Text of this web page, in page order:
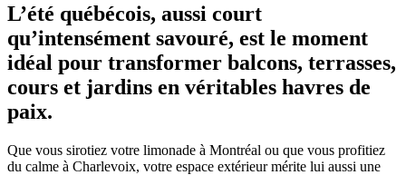
L’été québécois, aussi court
qu’intensément savouré, est le moment
idéal pour transformer balcons, terrasses,
cours et jardins en véritables havres de
paix.
Que vous sirotiez votre limonade à Montréal ou que vous profitiez
du calme à Charlevoix, votre espace extérieur mérite lui aussi une